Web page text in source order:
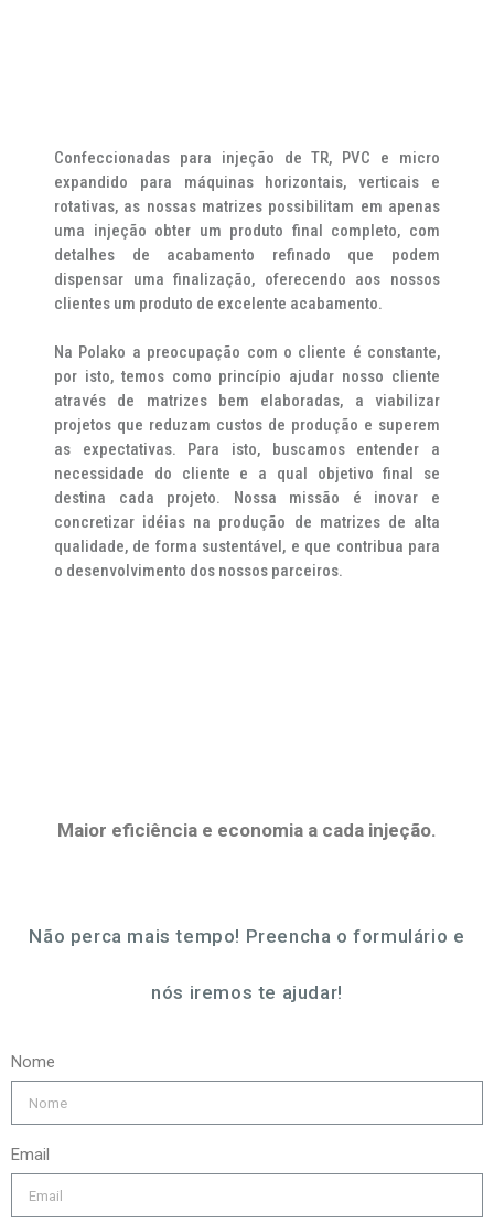
Confeccionadas para injeção de TR, PVC e micro
expandido para máquinas horizontais, verticais e
rotativas, as nossas matrizes possibilitam em apenas
uma injeção obter um produto final completo, com
detalhes de acabamento refinado que podem
dispensar uma finalização, oferecendo aos nossos
clientes um produto de excelente acabamento.
Na Polako a preocupação com o cliente é constante,
por isto, temos como princípio ajudar nosso cliente
através de matrizes bem elaboradas, a viabilizar
projetos que reduzam custos de produção e superem
as expectativas. Para isto, buscamos entender a
necessidade do cliente e a qual objetivo final se
destina cada projeto. Nossa missão é inovar e
concretizar idéias na produção de matrizes de alta
qualidade, de forma sustentável, e que contribua para
o desenvolvimento dos nossos parceiros.
Maior eficiência e economia a cada injeção.
Não perca mais tempo! Preencha o formulário e
nós iremos te ajudar!
Nome
Email